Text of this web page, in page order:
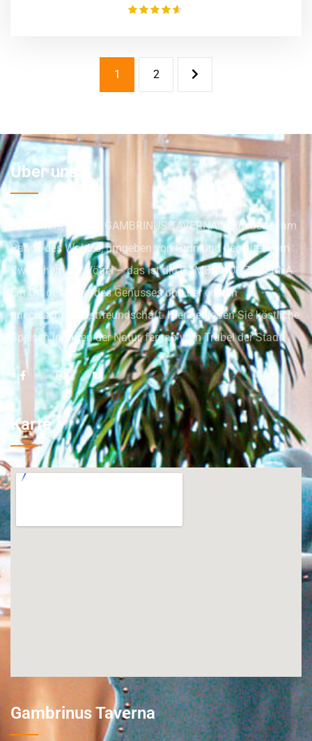
1 2
Über uns
Willkommen in der GAMBRINUS TAVERNA! Eingebettet am
Rande des Waldes, umgeben von Grün und begleitet vom
Zwitschern der Vögel – das ist die GAMBRINUS TAVERNA.
Ein Ort der Ruhe, des Genusses und der echten
griechischen Gastfreundschaft. Hier genießen Sie köstliche
Speisen inmitten der Natur, fernab vom Trubel der Stadt.
Karte
Gambrinus Taverna